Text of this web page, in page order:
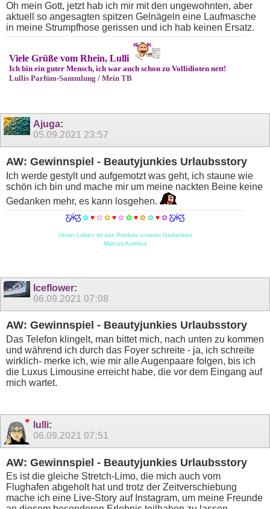
Oh mein Gott, jetzt hab ich mir mit den ungewohnten, aber
aktuell so angesagten spitzen Gelnägeln eine Laufmasche
in meine Strumpfhose gerissen und ich hab keinen Ersatz.
Viele Grüße vom Rhein, Lulli
Ich bin ein guter Mensch, ich war auch schon zu Vollidioten nett!
Lullis Parfüm-Sammlung / Mein TB
Ajuga:
05.09.2021 23:57
AW: Gewinnspiel - Beautyjunkies Urlaubsstory
Ich werde gestylt und aufgemotzt was geht, ich staune wie
schön ich bin und mache mir um meine nackten Beine keine
Gedanken mehr, es kann losgehen.
Ƹ̵̡Ӝ̵̨̄Ʒ ✿♥✿ ✿ ♥✿✿♥✿✿♥✿Ƹ̵̡Ӝ̵̨̄Ʒ
Unser Leben ist das Produkt unserer Gedanken
Marcus Aurelius
Iceflower:
06.09.2021 07:08
AW: Gewinnspiel - Beautyjunkies Urlaubsstory
Das Telefon klingelt, man bittet mich, nach unten zu kommen
und während ich durch das Foyer schreite - ja, ich schreite
wirklich- merke ich, wie mir alle Augenpaare folgen, bis ich
die Luxus Limousine erreicht habe, die vor dem Eingang auf
mich wartet.
lulli:
06.09.2021 07:51
AW: Gewinnspiel - Beautyjunkies Urlaubsstory
Es ist die gleiche Stretch-Limo, die mich auch vom
Flughafen abgeholt hat und trotz der Zeitverschiebung
mache ich eine Live-Story auf Instagram, um meine Freunde